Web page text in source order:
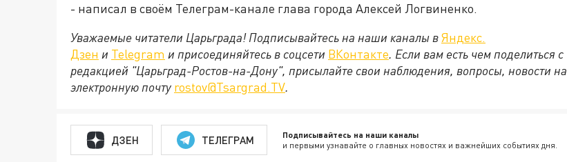
- написал в своём Телеграм-канале глава города Алексей Логвиненко.
Уважаемые читатели Царьграда! Подписывайтесь на наши каналы вЯндекс.
Дзен и Telegram и присоединяйтесь в соцсети ВКонтакте. Если вам есть чем поделиться с
редакцией "Царьград-Ростов-на-Дону", присылайте свои наблюдения, вопросы, новости на
электронную почту rostov@Tsargrad.ТV.
ДЗЕН ТЕЛЕГРАМ Подписывайтесь на наши каналы
и первыми узнавайте о главных новостях и важнейших событиях дня.